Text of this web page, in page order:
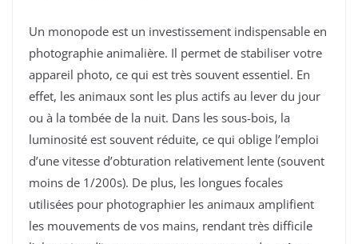
Un monopode est un investissement indispensable en
photographie animalière. Il permet de stabiliser votre
appareil photo, ce qui est très souvent essentiel. En
effet, les animaux sont les plus actifs au lever du jour
ou à la tombée de la nuit. Dans les sous-bois, la
luminosité est souvent réduite, ce qui oblige l’emploi
d’une vitesse d’obturation relativement lente (souvent
moins de 1/200s). De plus, les longues focales
utilisées pour photographier les animaux amplifient
les mouvements de vos mains, rendant très difficile